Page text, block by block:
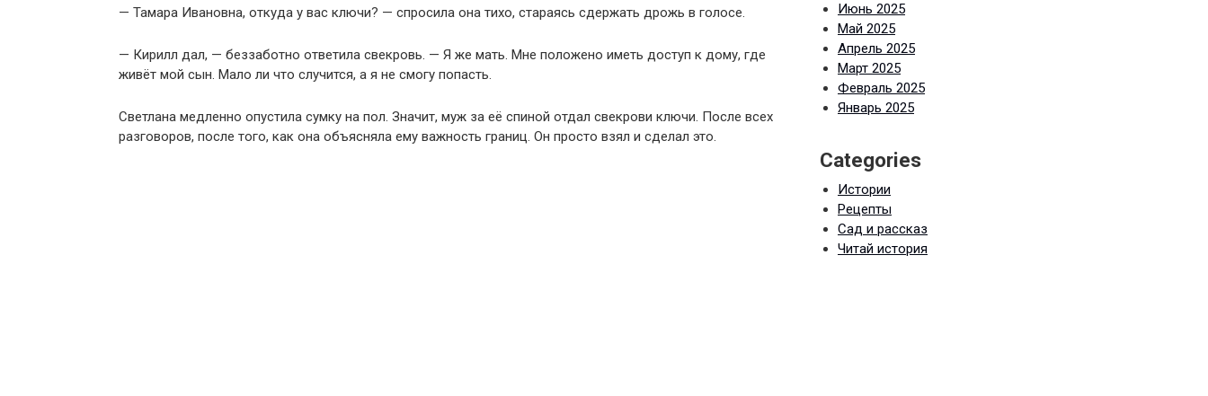
— Тамара Ивановна, откуда у вас ключи? — спросила она тихо, стараясь сдержать дрожь в голосе.
— Кирилл дал, — беззаботно ответила свекровь. — Я же мать. Мне положено иметь доступ к дому, где
живёт мой сын. Мало ли что случится, а я не смогу попасть.
Светлана медленно опустила сумку на пол. Значит, муж за её спиной отдал свекрови ключи. После всех
разговоров, после того, как она объясняла ему важность границ. Он просто взял и сделал это.
Июнь 2025
Май 2025
Апрель 2025
Март 2025
Февраль 2025
Январь 2025
Categories
Истории
Рецепты
Сад и рассказ
Читай история